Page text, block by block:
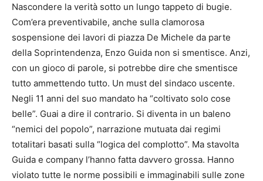
Nascondere la verità sotto un lungo tappeto di bugie.
Com’era preventivabile, anche sulla clamorosa
sospensione dei lavori di piazza De Michele da parte
della Soprintendenza, Enzo Guida non si smentisce. Anzi,
con un gioco di parole, si potrebbe dire che smentisce
tutto ammettendo tutto. Un must del sindaco uscente.
Negli 11 anni del suo mandato ha “coltivato solo cose
belle”. Guai a dire il contrario. Si diventa in un baleno
“nemici del popolo”, narrazione mutuata dai regimi
totalitari basati sulla “logica del complotto”. Ma stavolta
Guida e company l’hanno fatta davvero grossa. Hanno
violato tutte le norme possibili e immaginabili sulle zone